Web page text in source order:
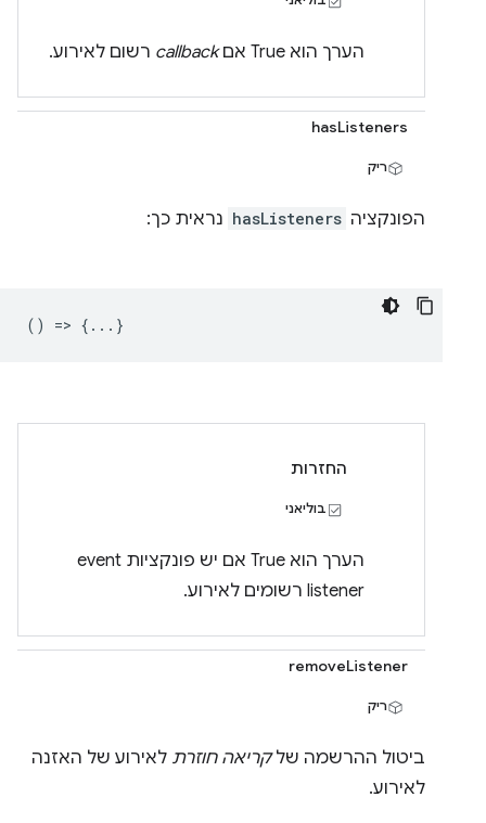
הערך הוא True אם callback רשום לאירוע.
hasListeners
ריק
הפונקציה hasListeners נראית כך:
() => {...}
החזרות
בוליאני
הערך הוא True אם יש פונקציות event
listener רשומים לאירוע.
removeListener
ריק
ביטול ההרשמה שלקריאה חוזרת לאירוע של האזנה
לאירוע.